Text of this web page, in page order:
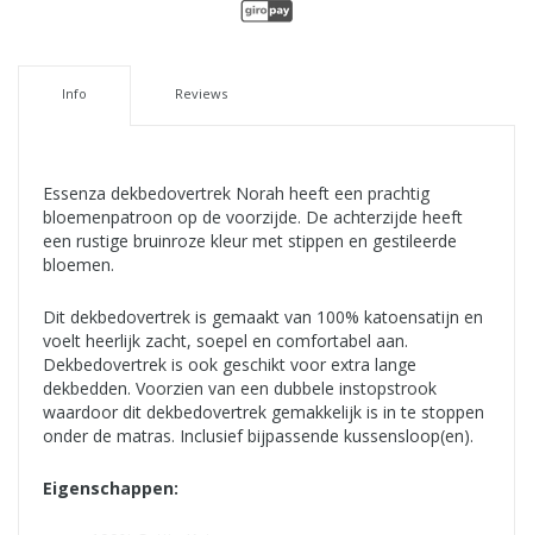
Info Reviews
Essenza dekbedovertrek Norah heeft een prachtig
bloemenpatroon op de voorzijde. De achterzijde heeft
een rustige bruinroze kleur met stippen en gestileerde
bloemen.
Dit dekbedovertrek is gemaakt van 100% katoensatijn en
voelt heerlijk zacht, soepel en comfortabel aan.
Dekbedovertrek is ook geschikt voor extra lange
dekbedden. Voorzien van een dubbele instopstrook
waardoor dit dekbedovertrek gemakkelijk is in te stoppen
onder de matras. Inclusief bijpassende kussensloop(en).
Eigenschappen: